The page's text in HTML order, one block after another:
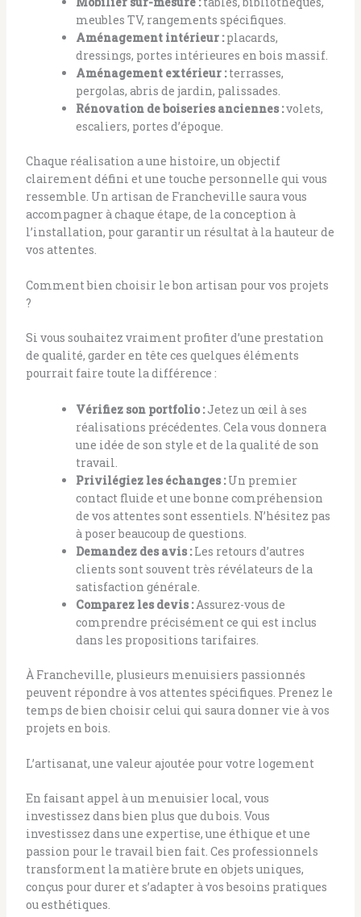
meubles TV, rangements spécifiques.
Aménagement intérieur :placards,
dressings, portes intérieures en bois massif.
Aménagement extérieur :terrasses,
pergolas, abris de jardin, palissades.
Rénovation de boiseries anciennes :volets,
escaliers, portes d’époque.
Chaque réalisation a une histoire, un objectif
clairement défini et une touche personnelle qui vous
ressemble. Un artisan de Francheville saura vous
accompagner à chaque étape, de la conception à
l’installation, pour garantir un résultat à la hauteur de
vos attentes.
Comment bien choisir le bon artisan pour vos projets
?
Si vous souhaitez vraiment profiter d’une prestation
de qualité, garder en tête ces quelques éléments
pourrait faire toute la différence :
Vérifiez son portfolio :Jetez un œil à ses
réalisations précédentes. Cela vous donnera
une idée de son style et de la qualité de son
travail.
Privilégiez les échanges :Un premier
contact fluide et une bonne compréhension
de vos attentes sont essentiels. N’hésitez pas
à poser beaucoup de questions.
Demandez des avis :Les retours d’autres
clients sont souvent très révélateurs de la
satisfaction générale.
Comparez les devis :Assurez-vous de
comprendre précisément ce qui est inclus
dans les propositions tarifaires.
À Francheville, plusieurs menuisiers passionnés
peuvent répondre à vos attentes spécifiques. Prenez le
temps de bien choisir celui qui saura donner vie à vos
projets en bois.
L’artisanat, une valeur ajoutée pour votre logement
En faisant appel à un menuisier local, vous
investissez dans bien plus que du bois. Vous
investissez dans une expertise, une éthique et une
passion pour le travail bien fait. Ces professionnels
transforment la matière brute en objets uniques,
conçus pour durer et s’adapter à vos besoins pratiques
ou esthétiques.